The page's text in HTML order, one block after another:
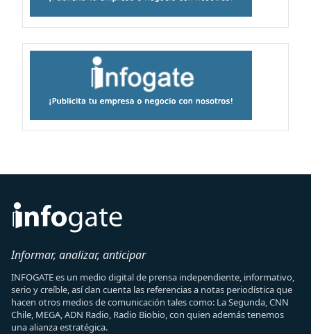
Informar, analizar, anticipar
INFOGATE es un medio digital de prensa independiente, informativo,
serio y creíble, así dan cuenta las referencias a notas periodística que
hacen otros medios de comunicación tales como: La Segunda, CNN
Chile, MEGA, ADN Radio, Radio Biobio, con quien además tenemos
una alianza estratégica.